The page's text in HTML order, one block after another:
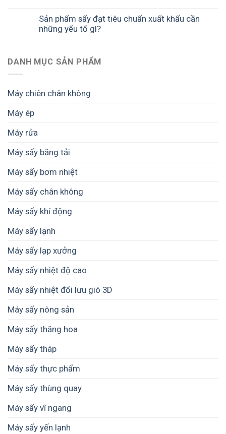
Sản phẩm sấy đạt tiêu chuẩn xuất khẩu cần
những yếu tố gì?
DANH MỤC SẢN PHẨM
Máy chiên chân không
Máy ép
Máy rửa
Máy sấy băng tải
Máy sấy bơm nhiệt
Máy sấy chân không
Máy sấy khí động
Máy sấy lạnh
Máy sấy lạp xưởng
Máy sấy nhiệt độ cao
Máy sấy nhiệt đối lưu gió 3D
Máy sấy nông sản
Máy sấy thăng hoa
Máy sấy tháp
Máy sấy thực phẩm
Máy sấy thùng quay
Máy sấy vĩ ngang
Máy sấy yến lạnh